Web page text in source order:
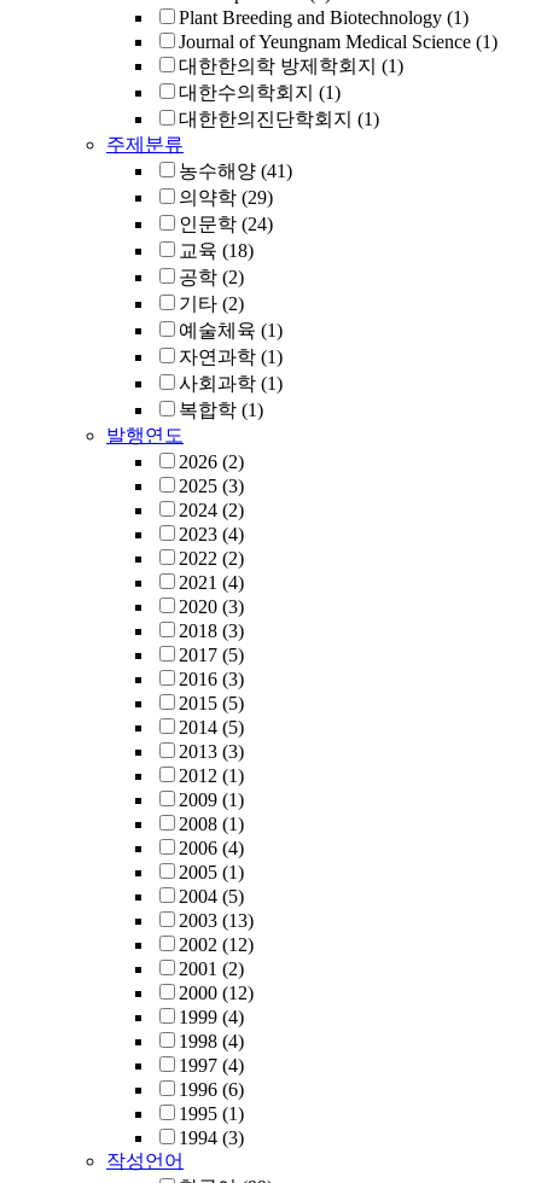
Plant Breeding and Biotechnology (1)
Journal of Yeungnam Medical Science (1)
대한한의학 방제학회지 (1)
대한수의학회지 (1)
대한한의진단학회지 (1)
주제분류
농수해양 (41)
의약학 (29)
인문학 (24)
교육 (18)
공학 (2)
기타 (2)
예술체육 (1)
자연과학 (1)
사회과학 (1)
복합학 (1)
발행연도
2026 (2)
2025 (3)
2024 (2)
2023 (4)
2022 (2)
2021 (4)
2020 (3)
2018 (3)
2017 (5)
2016 (3)
2015 (5)
2014 (5)
2013 (3)
2012 (1)
2009 (1)
2008 (1)
2006 (4)
2005 (1)
2004 (5)
2003 (13)
2002 (12)
2001 (2)
2000 (12)
1999 (4)
1998 (4)
1997 (4)
1996 (6)
1995 (1)
1994 (3)
작성언어